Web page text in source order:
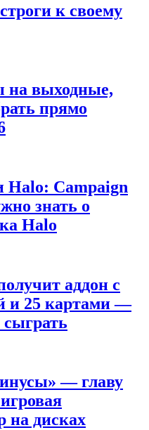
к своему
на выходные,
прямо
Halo: Campaign
знать о
Halo
аддон с
и 25 картами —
— главу
на дисках